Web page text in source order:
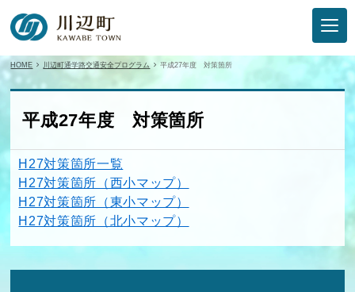
HOME 川辺町通学路交通安全プログラム 平成27年度 対策箇所
平成27年度 対策箇所
H27対策箇所一覧
H27対策箇所（西小マップ）
H27対策箇所（東小マップ）
H27対策箇所（北小マップ）